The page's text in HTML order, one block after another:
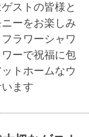
ストの皆様と
ーをお楽しみ
ラワーシャワ
ーで祝福に包
トホームなウ
ます